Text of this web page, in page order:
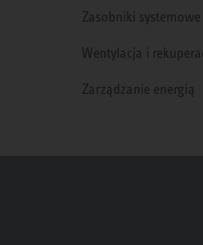
Zasobniki systemowe
Wentylacja i
Zarządzanie energią